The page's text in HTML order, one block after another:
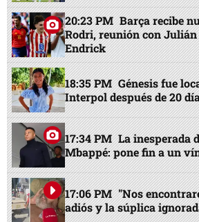
20:23 PM Barça recibe
Rodri, reunión con
Endrick
18:35 PM Génesis fue
Interpol después de 20
17:34 PM La inesperada
Mbappé: pone fin a un
17:06 PM "Nos
adiós y la súplica